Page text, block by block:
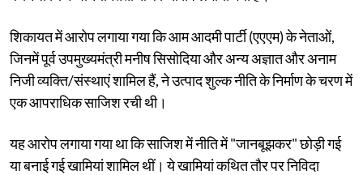
शिकायत में आरोप लगाया गया कि आम आदमी पार्टी (एएएम) के नेताओं,
जिनमें पूर्व उपमुख्यमंत्री मनीष सिसोदिया और अन्य अज्ञात और अनाम
निजी व्यक्ति/संस्थाएं शामिल हैं, ने उत्पाद शुल्क नीति के निर्माण के चरण में
एक आपराधिक साजिश रची थी।
यह आरोप लगाया गया था कि साजिश में नीति में "जानबूझकर" छोड़ी गई
या बनाई गई खामियां शामिल थीं। ये खामियां कथित तौर पर निविदा